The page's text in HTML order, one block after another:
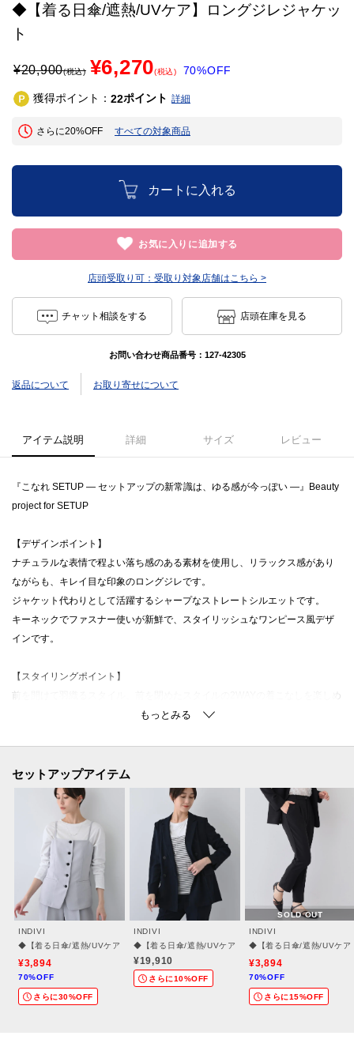
◆【着る日傘/遮熱/UVケア】ロングジレジャケッ
ト
¥20,900(税込) ¥6,270(税込) 70%OFF
獲得ポイント： 22ポイント 詳細
さらに20%OFF すべての対象商品
カートに入れる
お気に入りに追加する
店頭受取り可： 受取り対象店舗はこちら >
チャット相談をする 店頭在庫を見る
お問い合わせ商品番号： 127-42305
返品について お取り寄せについて
アイテム説明 詳細 サイズ レビュー
『こなれ SETUP ― セットアップの新常識は、ゆる感が今っぽい ―』Beauty
project for SETUP
【デザインポイント】
ナチュラルな表情で程よい落ち感のある素材を使用し、リラックス感があり
ながらも、キレイ目な印象のロングジレです。
ジャケット代わりとして活躍するシャープなストレートシルエットです。
キーネックでファスナー使いが新鮮で、スタイリッシュなワンピース風デザ
インです。
【スタイリングポイント】
前を開けて羽織るスタイル、前を閉めたスタイルの2WAYの着こなしを楽しめ
【セットアップアイテム】
セットアップとして着用いただける下記のアイテムをご用意しています。
テーラードカラージャケット：127－42300
ダブルジャケット：127－42302
ジレジャケット：127－42305
テーパードパンツ：127－62306
ワイドパンツ：127－62102
ストレートスカート：127－72101
ブラウス：127－82311
キャミトップス：127－82312
セットアップアイテム
INDIVI
◆【着る日傘/遮熱/UVケア】ビスチェ風キャミトップス
¥3,894
70%OFF
さらに30%OFF
INDIVI
◆【着る日傘/遮熱/UVケア】ダブルジャケット
¥19,910
さらに10%OFF
SOLD OUT
INDIVI
◆【着る日傘/遮熱/UVケア
¥3,894
70%OFF
さらに15%OFF